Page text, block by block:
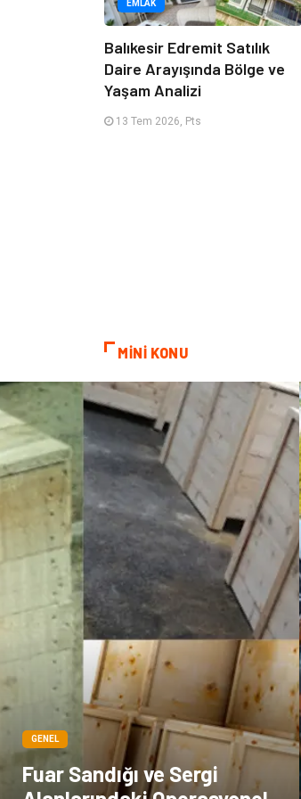
EMLAK
Balıkesir Edremit Satılık
Daire Arayışında Bölge ve
Yaşam Analizi
13 Tem 2026, Pts
MİNİ KONU
GENEL
Fuar Sandığı ve Sergi